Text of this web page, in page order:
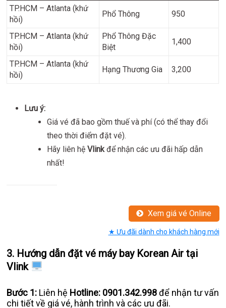
TP.HCM – Atlanta (khứ
hồi)
Phổ Thông 950
TP.HCM – Atlanta (khứ
hồi)
Phổ Thông Đặc
Biệt
1,400
TP.HCM – Atlanta (khứ
hồi)
Hạng Thương Gia 3,200
Lưu ý:
Giá vé đã bao gồm thuế và phí (có thể thay đổi
theo thời điểm đặt vé).
Hãy liên hệVlink để nhận các ưu đãi hấp dẫn
nhất!
Xem giá vé Online
★ Ưu đãi dành cho khách hàng mới
3. Hướng dẫn đặt vé máy bay Korean Air tại
Vlink
Bước 1: Liên hệ Hotline: 0901.342.998để nhận tư vấn
chi tiết về giá vé, hành trình và các ưu đãi.